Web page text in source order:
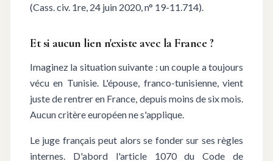
(Cass. civ. 1re, 24 juin 2020, n° 19-11.714).
Et si aucun lien n'existe avec la France ?
Imaginez la situation suivante : un couple a toujours
vécu en Tunisie. L'épouse, franco-tunisienne, vient
juste de rentrer en France, depuis moins de six mois.
Aucun critère européen ne s'applique.
Le juge français peut alors se fonder sur ses règles
internes. D'abord l'article 1070 du Code de